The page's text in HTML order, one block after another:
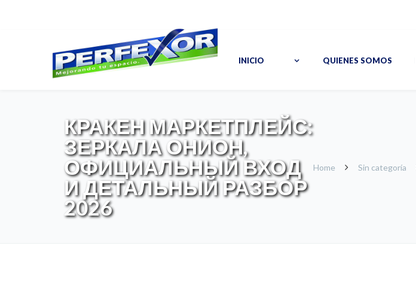
INICIO QUIENES SOMOS
КРАКЕН МАРКЕТПЛЕЙС:
ЗЕРКАЛА ОНИОН,
ОФИЦИАЛЬНЫЙ ВХОД
И ДЕТАЛЬНЫЙ РАЗБОР
2026
Home Sin categoría